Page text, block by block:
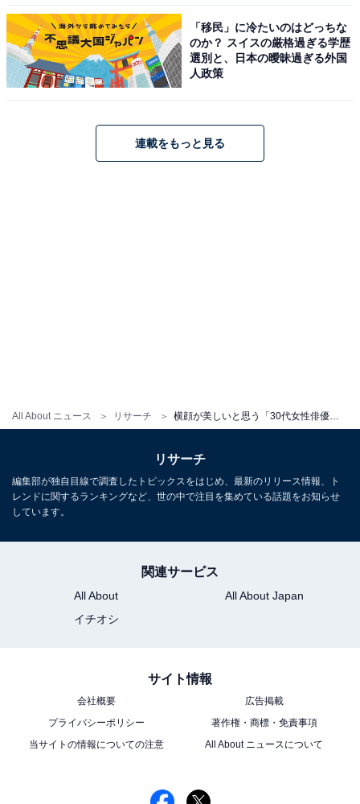
All About ニュース リサーチ
す」（20代女性／京都府）などの声が集まりました。
る
こちらもおすすめ
唇が魅力的だと思う「30代男性俳優」ランキン
「移民」に冷たいのはどっちな
のか？ スイスの厳格過ぎる学歴
選別と、日本の曖昧過ぎる外国
人政策
連載をもっと見る
リサーチ
編集部が独自目線で調査したトピックスをはじめ、最新のリリース情報、ト
レンドに関するランキングなど、世の中で注目を集めている話題をお知らせ
しています。
関連サービス
All About
All About Japan
イチオシ
サイト情報
会社概要
広告掲載
プライバシーポリシー
著作権・商標・免責事項
当サイトの情報についての注意
All About ニュースについて